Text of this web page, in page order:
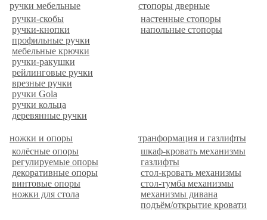
ручки мебельные
ручки-скобы
ручки-кнопки
профильные ручки
мебельные крючки
ручки-ракушки
рейлинговые ручки
врезные ручки
ручки Gola
ручки кольца
деревянные ручки
стопоры дверные
настенные стопоры
напольные стопоры
ножки и опоры
колёсные опоры
регулируемые опоры
декоративные опоры
винтовые опоры
ножки для стола
транформация и газлифты
шкаф-кровать механизмы
газлифты
стол-кровать механизмы
стол-тумба механизмы
механизмы дивана
подъём/открытие кровати